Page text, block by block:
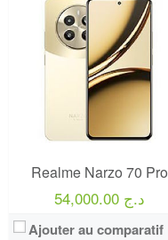
Realme Narzo 70 Pro
54,000.00 د.ج
Ajouter au comparatif
Marque:LG
75000
Définition:UHD TV
View Details →